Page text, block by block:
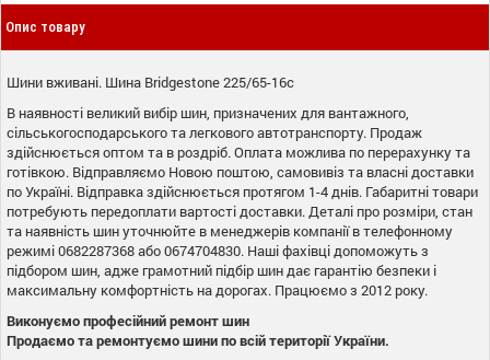
Опис товару
Шини вживані. Шина Bridgestone 225/65-16с
В наявності великий вибір шин, призначених для вантажного,
сільськогосподарського та легкового автотранспорту. Продаж
здійснюється оптом та в роздріб. Оплата можлива по перерахунку та
готівкою. Відправляємо Новою поштою, самовивіз та власні доставки
по Україні. Відправка здійснюється протягом 1-4 днів. Габаритні товари
потребують передоплати вартості доставки. Деталі про розміри, стан
та наявність шин уточнюйте в менеджерів компанії в телефонному
режимі 0682287368 або 0674704830. Наші фахівці допоможуть з
підбором шин, адже грамотний підбір шин дає гарантію безпеки і
максимальну комфортність на дорогах. Працюємо з 2012 року.
Виконуємо професійний ремонт шин
Продаємо та ремонтуємо шини по всій території України.